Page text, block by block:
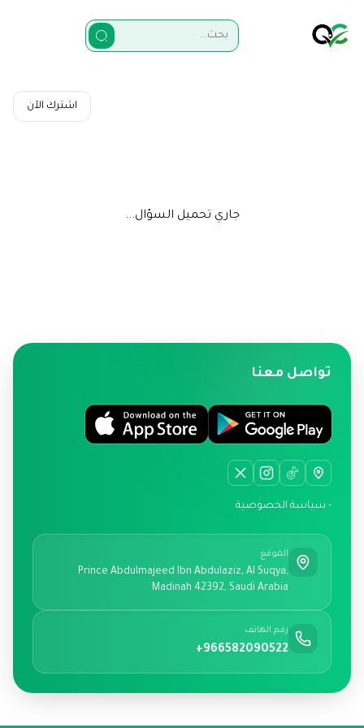
اشترك الآن
جاري تحميل السؤال...
تواصل معنا
- سياسة الخصوصية
الموقع
Prince Abdulmajeed Ibn Abdulaziz, Al Suqya,
Madinah 42392, Saudi Arabia
رقم الهاتف
+966582090522